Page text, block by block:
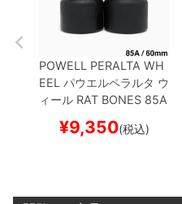
POWELL PERALTA WH
EEL パウエルペラルタ ウ
ィール RAT BONES 85A
ド スケボー
¥9,350(税込)